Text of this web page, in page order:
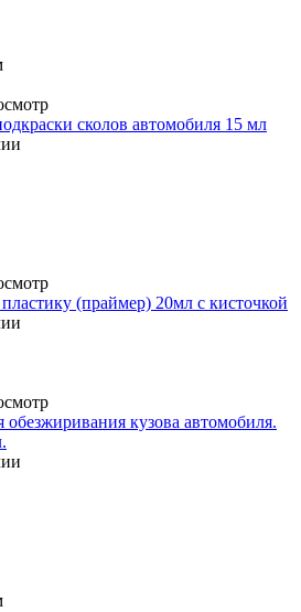
сколов автомобиля 15 мл
(праймер) 20мл с кисточкой
обезжиривания кузова автомобиля.